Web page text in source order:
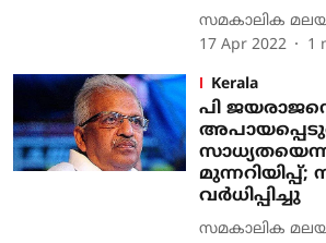
സമകാലിക
17 Apr 2022
1
Kerala
പി
വർധിപ്പിച്ചു
സമകാലിക